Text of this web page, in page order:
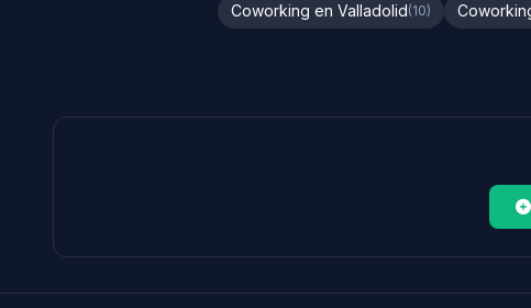
Coworking en Valladolid(10)